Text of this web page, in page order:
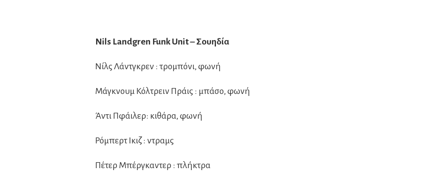
Nils Landgren Funk Unit – Σουηδία
Νίλς Λάντγκρεν : τρομπόνι, φωνή
Μάγκνουμ Κόλτρειν Πράις : μπάσο, φωνή
Άντι Πφάιλερ: κιθάρα, φωνή
Ρόμπερτ Ικιζ : ντραμς
Πέτερ Μπέργκαντερ : πλήκτρα